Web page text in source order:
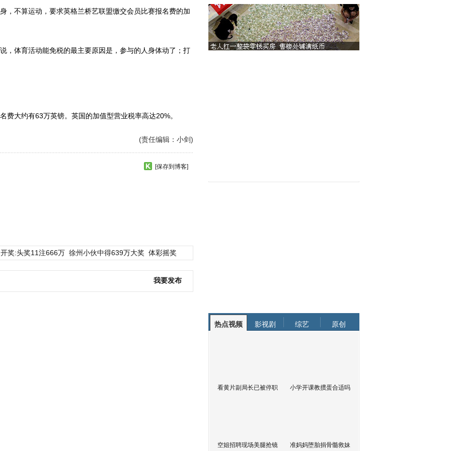
不算运动，要求英格兰桥艺联盟缴交会员比赛报名费的加
体育活动能免税的最主要原因是，参与的人身体动了；打
大约有63万英镑。英国的加值型营业税率高达20%。
(责任编辑：小剑)
[保存到博客]
奖:头奖11注666万 徐州小伙中得639万大奖 体彩摇奖
我要发布
热点视频 影视剧 综艺 原创
看黄片副局长已被停职 小学开课教掼蛋合适吗
空姐招聘现场美腿抢镜 准妈妈堕胎捐骨髓救妹